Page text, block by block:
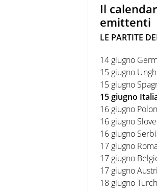
Il
emittenti
LE PARTITE
14 giugno
15 giugno
15 giugno
15 giugno
16 giugno
16 giugno
16 giugno
17 giugno
17 giugno
17 giugno
18 giugno